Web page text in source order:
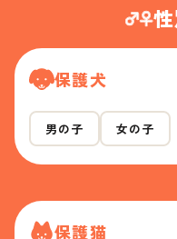
保護犬
男の子 女の子
保護猫